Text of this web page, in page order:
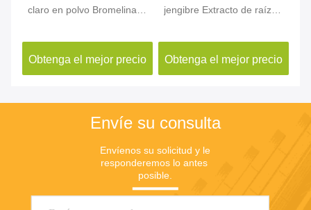
claro en polvo Bromelina
de piña en polvo
Obtenga el mejor precio
jengibre Extracto de raíz
84696-15-1
Obtenga el mejor precio
Envíe su consulta
Envíenos su solicitud y le
responderemos lo antes
posible.